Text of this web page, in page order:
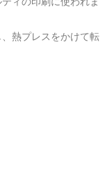
熱プレスをかけて転